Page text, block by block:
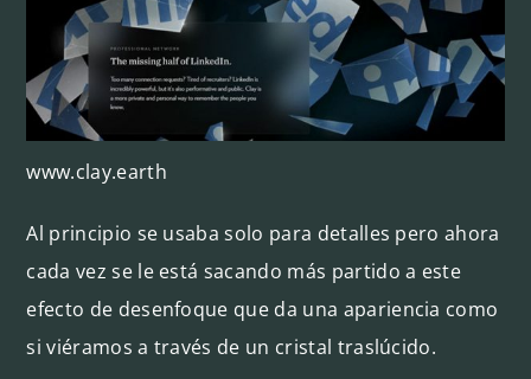
www.clay.earth
Al principio se usaba solo para detalles pero ahora
cada vez se le está sacando más partido a este
efecto de desenfoque que da una apariencia como
si viéramos a través de un cristal traslúcido.